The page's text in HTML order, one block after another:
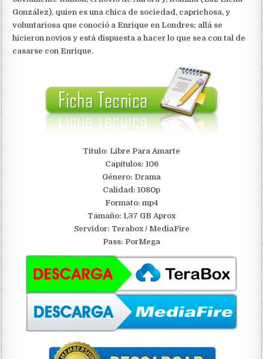
González), quien es una chica de sociedad, caprichosa, y
voluntariosa que conoció a Enrique en Londres; allá se
hicieron novios y está dispuesta a hacer lo que sea con tal de
casarse con Enrique.
Titulo: Libre Para Amarte
Capítulos: 106
Género: Drama
Calidad: 1080p
Formato: mp4
Tamaño: 1,37 GB Aprox
Servidor: Terabox / MediaFire
Pass: PorMega